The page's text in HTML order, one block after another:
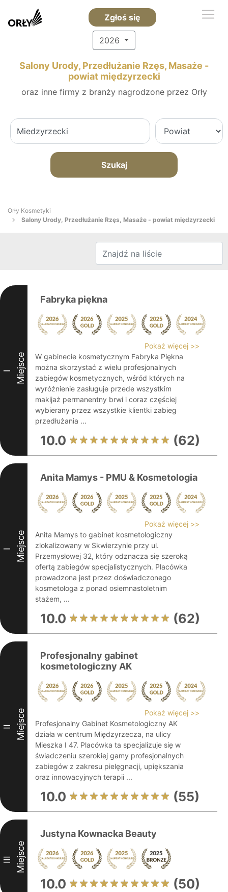
Zgłoś się
2026
Salony Urody, Przedłużanie Rzęs, Masaże -
powiat międzyrzecki
oraz inne firmy z branży nagrodzone przez Orły
Szukaj
Orły Kosmetyki
Salony Urody, Przedłużanie Rzęs, Masaże - powiat międzyrzecki
I Miejsce
Fabryka piękna
Pokaż więcej >>
W gabinecie kosmetycznym Fabryka Piękna
można skorzystać z wielu profesjonalnych
zabiegów kosmetycznych, wśród których na
wyróżnienie zasługuje przede wszystkim
makijaż permanentny brwi i coraz częściej
wybierany przez wszystkie klientki zabieg
przedłużania ...
10.0 (62)
I Miejsce
Anita Mamys - PMU & Kosmetologia
Pokaż więcej >>
Anita Mamys to gabinet kosmetologiczny
zlokalizowany w Skwierzynie przy ul.
Przemysłowej 32, który odznacza się szeroką
ofertą zabiegów specjalistycznych. Placówka
prowadzona jest przez doświadczonego
kosmetologa z ponad osiemnastoletnim
stażem, ...
10.0 (62)
II Miejsce
Profesjonalny gabinet
kosmetologiczny AK
Pokaż więcej >>
Profesjonalny Gabinet Kosmetologiczny AK
działa w centrum Międzyrzecza, na ulicy
Mieszka I 47. Placówka ta specjalizuje się w
świadczeniu szerokiej gamy profesjonalnych
zabiegów z zakresu pielęgnacji, upiększania
oraz innowacyjnych terapii ...
10.0 (55)
III Miejsce
Justyna Kownacka Beauty
10.0 (50)